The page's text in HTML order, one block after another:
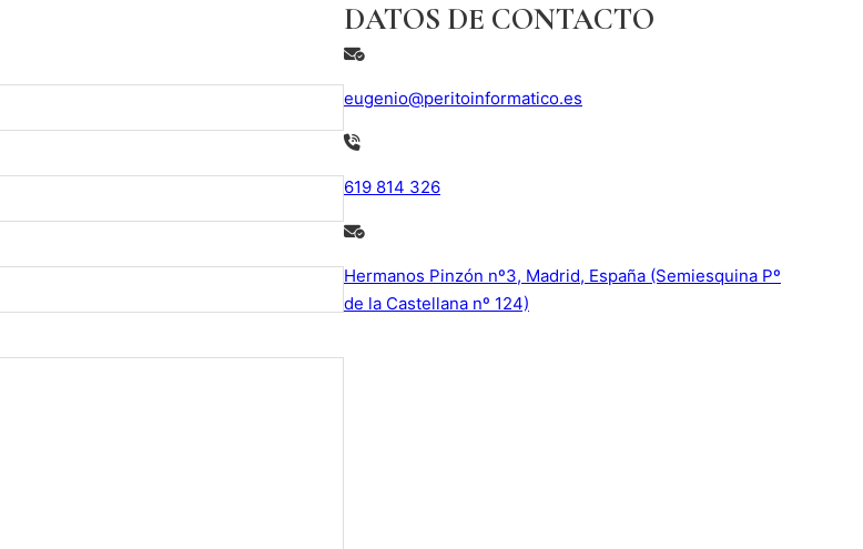
DATOS DE CONTACTO
eugenio@peritoinformatico.es
619 814 326
Hermanos Pinzón nº3, Madrid, España (Semiesquina Pº
de la Castellana nº 124)